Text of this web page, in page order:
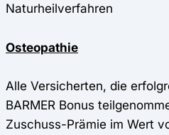
Naturheilverfahren
Osteopathie
Alle Versicherten, die
BARMER Bonus
Zuschuss-Prämie im Wert